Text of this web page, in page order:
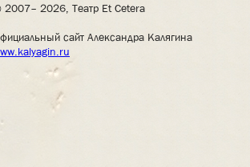
2026, Театр Et Cetera
сайт Александра Калягина